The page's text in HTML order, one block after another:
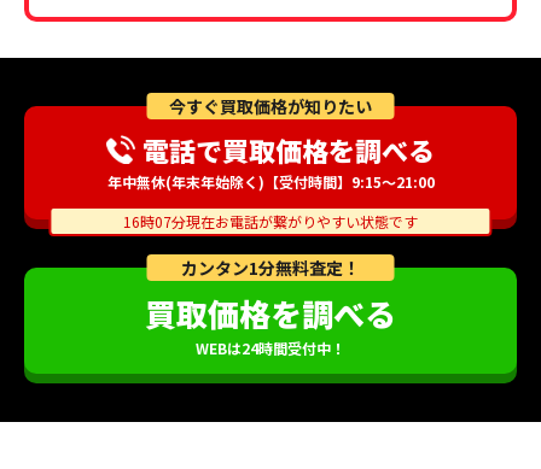
カンタン1分無料査定！
買取価格を調べる
WEBは24時間受付中！
今すぐ買取価格が知りたい
電話で買取価格を調べる
年中無休(年末年始除く)【受付時間】9:15～21:00
16時07分現在お電話が繋がりやすい状態です